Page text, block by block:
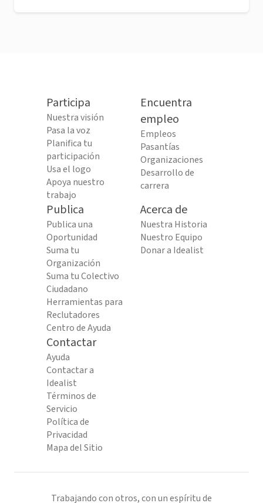
Participa
Nuestra visión
Pasa la voz
Planifica tu
participación
Usa el logo
Apoya nuestro
trabajo
Encuentra
empleo
Empleos
Pasantías
Organizaciones
Desarrollo de
carrera
Publica
Publica una
Oportunidad
Suma tu
Organización
Suma tu Colectivo
Ciudadano
Herramientas para
Reclutadores
Centro de Ayuda
Acerca de
Nuestra Historia
Nuestro Equipo
Donar a Idealist
Contactar
Ayuda
Contactar a
Idealist
Términos de
Servicio
Política de
Privacidad
Mapa del Sitio
Trabajando con otros, con un espíritu de